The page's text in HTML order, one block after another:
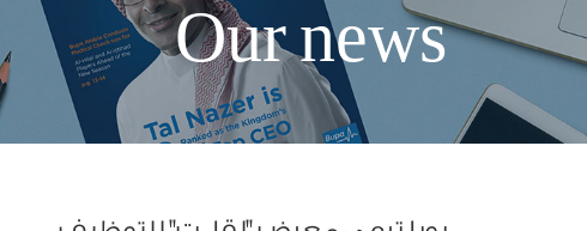
Our news